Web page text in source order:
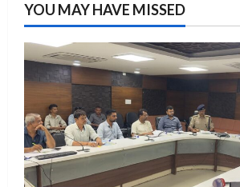
YOU MAY HAVE MISSED